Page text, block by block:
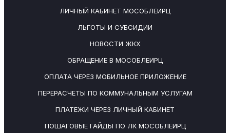
ЛИЧНЫЙ КАБИНЕТ МОСОБЛЕИРЦ
ЛЬГОТЫ И СУБСИДИИ
НОВОСТИ ЖКХ
ОБРАЩЕНИЕ В МОСОБЛЕИРЦ
ОПЛАТА ЧЕРЕЗ МОБИЛЬНОЕ ПРИЛОЖЕНИЕ
ПЕРЕРАСЧЕТЫ ПО КОММУНАЛЬНЫМ УСЛУГАМ
ПЛАТЕЖИ ЧЕРЕЗ ЛИЧНЫЙ КАБИНЕТ
ПОШАГОВЫЕ ГАЙДЫ ПО ЛК МОСОБЛЕИРЦ